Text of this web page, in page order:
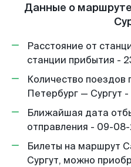
Данные о
Расстояние от
станции прибытия -
Количество поездов
Петербург — Сургут
Ближайшая дата
отправления - 09-
Билеты на маршрут
Сургут, можно